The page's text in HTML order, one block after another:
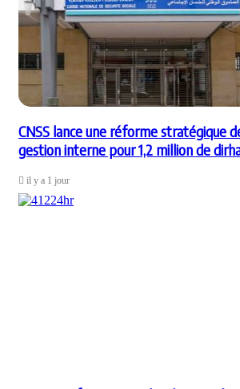
CNSS lance une réforme stratégique
gestion interne pour 1,2 million de
il y a 1 jour